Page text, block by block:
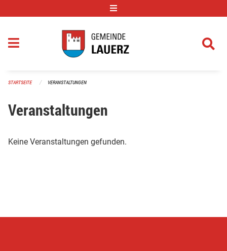
STARTSEITE VERANSTALTUNGEN
Veranstaltungen
Keine Veranstaltungen gefunden.